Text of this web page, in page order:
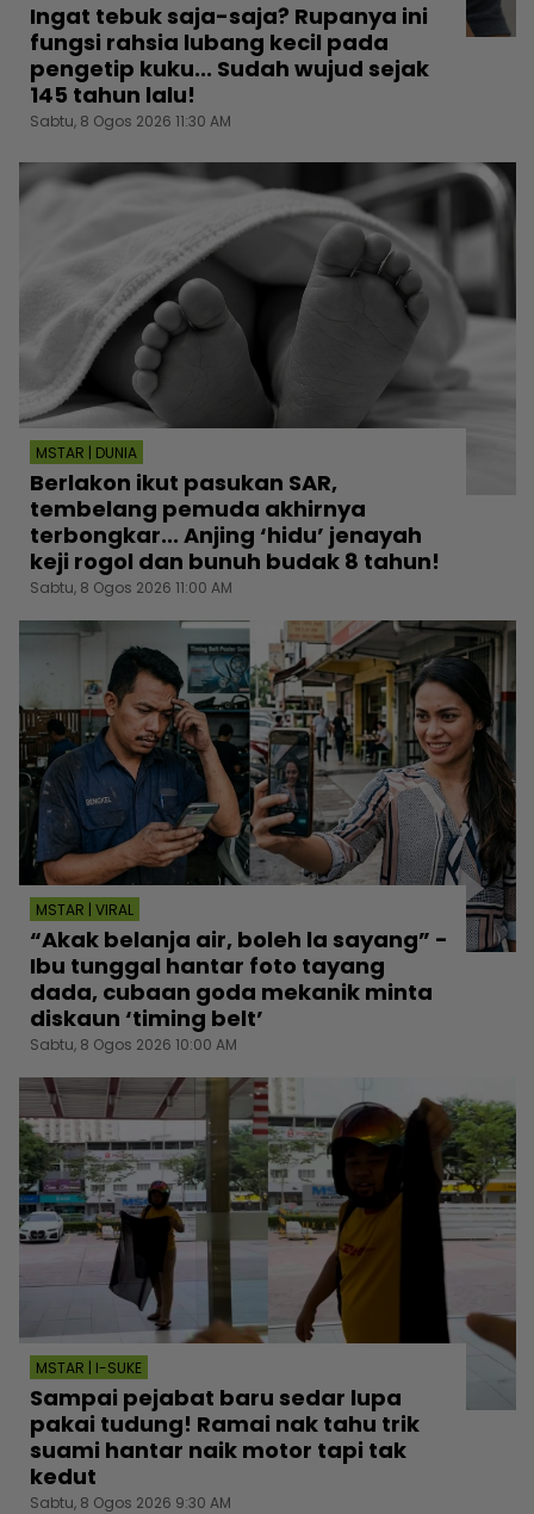
Ingat tebuk saja-saja? Rupanya ini
fungsi rahsia lubang kecil pada
pengetip kuku... Sudah wujud sejak
145 tahun lalu!
Sabtu, 8 Ogos 2026 11:30 AM
MSTAR | DUNIA
Berlakon ikut pasukan SAR,
tembelang pemuda akhirnya
terbongkar... Anjing ‘hidu’ jenayah
keji rogol dan bunuh budak 8 tahun!
Sabtu, 8 Ogos 2026 11:00 AM
MSTAR | VIRAL
“Akak belanja air, boleh la sayang” -
Ibu tunggal hantar foto tayang
dada, cubaan goda mekanik minta
diskaun ‘timing belt’
Sabtu, 8 Ogos 2026 10:00 AM
MSTAR | I-SUKE
Sampai pejabat baru sedar lupa
pakai tudung! Ramai nak tahu trik
suami hantar naik motor tapi tak
kedut
Sabtu, 8 Ogos 2026 9:30 AM